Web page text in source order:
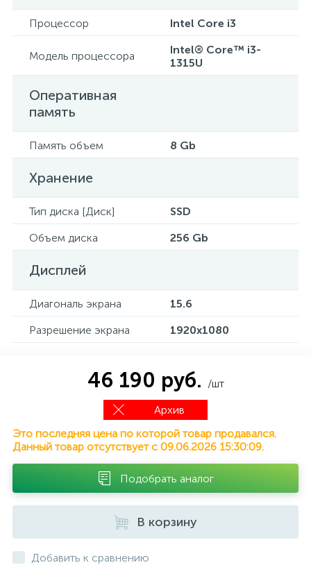
Процессор Intel Core i3
Модель процессора
Intel® Core™ i3-
1315U
Оперативная
память
Память объем 8 Gb
Хранение
Тип диска [Диск]
SSD
Объем диска
256 Gb
Дисплей
Диагональ экрана
15.6
Разрешение экрана
1920x1080
46 190 руб. /шт
Архив
Это последняя цена по которой товар продавался.
Данный товар отсутствует с 09.06.2026 15:30:09.
Подобрать аналог
В корзину
Добавить к сравнению